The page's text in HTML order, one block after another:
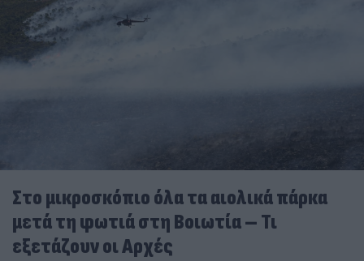
Στο μικροσκόπιο όλα τα αιολικά πάρκα
μετά τη φωτιά στη Βοιωτία – Τι
εξετάζουν οι Αρχές